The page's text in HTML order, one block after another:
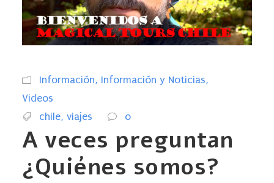
Información, Información y Noticias,
Videos
chile, viajes 0
A veces preguntan
¿Quiénes somos?